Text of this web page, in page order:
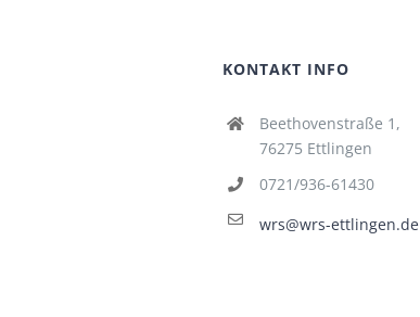
KONTAKT INFO
Beethovenstraße 1,
76275 Ettlingen
0721/936-61430
wrs@wrs-ettlingen.de